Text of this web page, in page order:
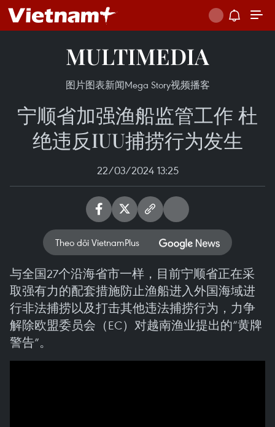
MULTIMEDIA
图片图表新闻Mega Story视频播客
宁顺省加强渔船监管工作 杜
绝违反IUU捕捞行为发生
22/03/2024 13:25
Theo dõi VietnamPlus
与全国27个沿海省市一样，目前宁顺省正在采
取强有力的配套措施防止渔船进入外国海域进
行非法捕捞以及打击其他违法捕捞行为，力争
解除欧盟委员会（EC）对越南渔业提出的“黄牌
警告”。